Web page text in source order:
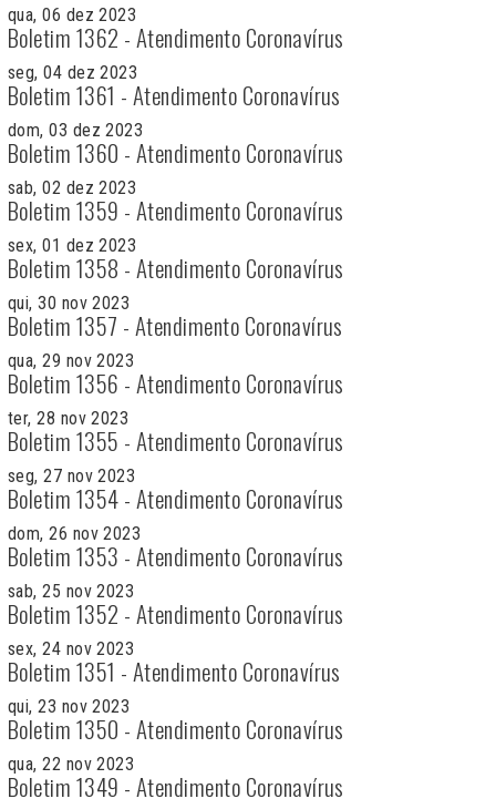
qua, 06 dez 2023
Boletim 1362 - Atendimento Coronavírus
seg, 04 dez 2023
Boletim 1361 - Atendimento Coronavírus
dom, 03 dez 2023
Boletim 1360 - Atendimento Coronavírus
sab, 02 dez 2023
Boletim 1359 - Atendimento Coronavírus
sex, 01 dez 2023
Boletim 1358 - Atendimento Coronavírus
qui, 30 nov 2023
Boletim 1357 - Atendimento Coronavírus
qua, 29 nov 2023
Boletim 1356 - Atendimento Coronavírus
ter, 28 nov 2023
Boletim 1355 - Atendimento Coronavírus
seg, 27 nov 2023
Boletim 1354 - Atendimento Coronavírus
dom, 26 nov 2023
Boletim 1353 - Atendimento Coronavírus
sab, 25 nov 2023
Boletim 1352 - Atendimento Coronavírus
sex, 24 nov 2023
Boletim 1351 - Atendimento Coronavírus
qui, 23 nov 2023
Boletim 1350 - Atendimento Coronavírus
qua, 22 nov 2023
Boletim 1349 - Atendimento Coronavírus